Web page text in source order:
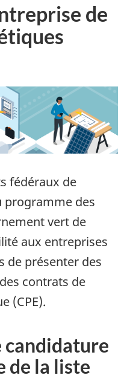
de
fédéraux de
programme des
vert de
aux entreprises
de présenter des
contrats de
(CPE).
candidature
de la liste